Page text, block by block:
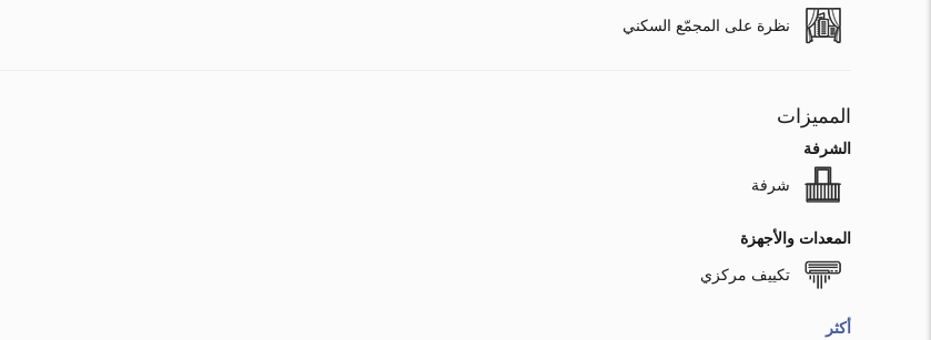
نظرة على المجمّع السكني
المميزات
الشرفة
شرفة
المعدات والأجهزة
تكييف مركزي
أكثر